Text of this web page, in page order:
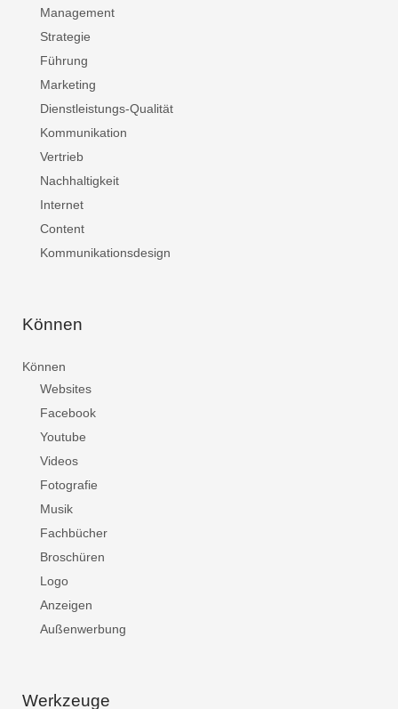
Management
Strategie
Führung
Marketing
Dienstleistungs-Qualität
Kommunikation
Vertrieb
Nachhaltigkeit
Internet
Content
Kommunikationsdesign
Können
Können
Websites
Facebook
Youtube
Videos
Fotografie
Musik
Fachbücher
Broschüren
Logo
Anzeigen
Außenwerbung
Werkzeuge